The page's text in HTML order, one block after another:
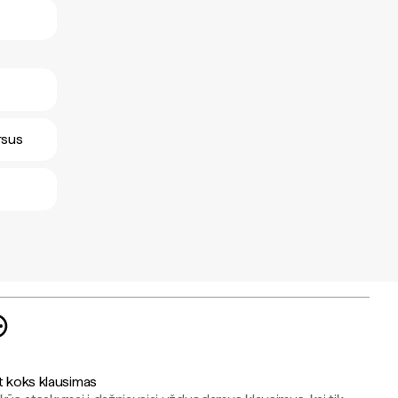
koks klausimas